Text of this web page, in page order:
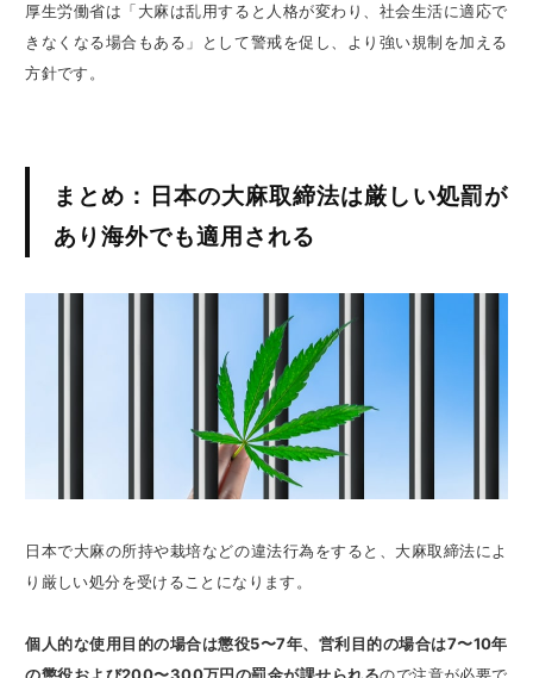
厚生労働省は「大麻は乱用すると人格が変わり、社会生活に適応で
きなくなる場合もある」として警戒を促し、より強い規制を加える
方針です。
まとめ：日本の大麻取締法は厳しい処罰が
あり海外でも適用される
日本で大麻の所持や栽培などの違法行為をすると、大麻取締法によ
り厳しい処分を受けることになります。
個人的な使用目的の場合は懲役5〜7年、営利目的の場合は7〜10年